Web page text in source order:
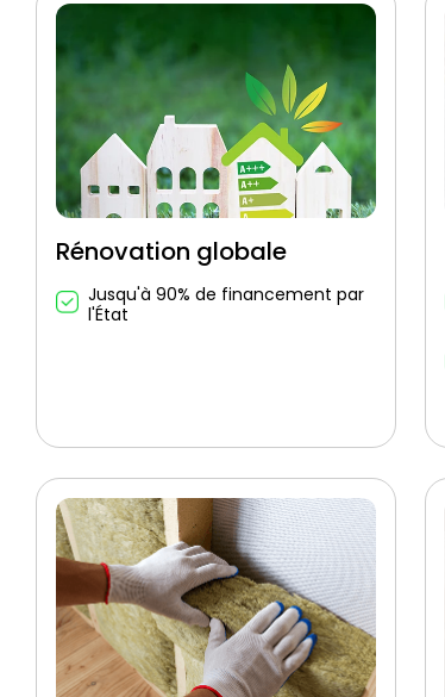
Rénovation globale
Jusqu'à 90% de financement par
l'État